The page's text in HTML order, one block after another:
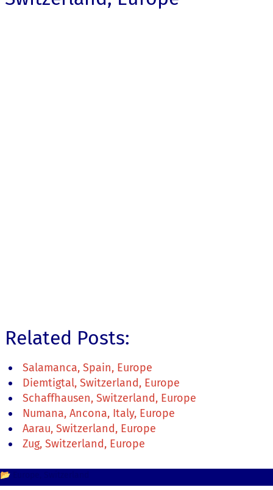
Related Posts:
Salamanca, Spain, Europe
Diemtigtal, Switzerland, Europe
Schaffhausen, Switzerland, Europe
Numana, Ancona, Italy, Europe
Aarau, Switzerland, Europe
Zug, Switzerland, Europe
📂